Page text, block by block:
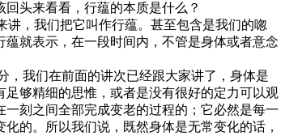
头来看看，行蕴的本质是什么？
，我们把它叫作行蕴。甚至包含是我们的唿
就表示，在一段时间内，不管是身体或者意念
我们在前面的讲次已经跟大家讲了，身体是
够精细的思惟，或者是没有很好的定力可以观
刻之间全部完成变老的过程的；它必然是每一
的。所以我们说，既然身体是无常变化的话，